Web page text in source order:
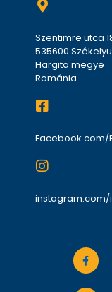
Szentimre utca
535600
Hargita megye
Románia
Facebook.com/